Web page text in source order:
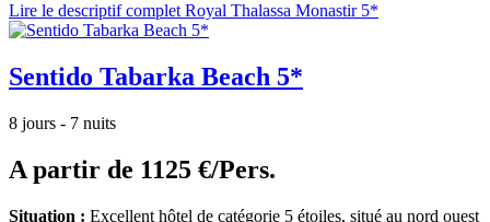
Lire le descriptif complet Royal Thalassa Monastir 5*
Sentido Tabarka Beach 5*
8 jours - 7 nuits
A partir de 1125 €/Pers.
Situation : Excellent hôtel de catégorie 5 étoiles, situé au nord ouest